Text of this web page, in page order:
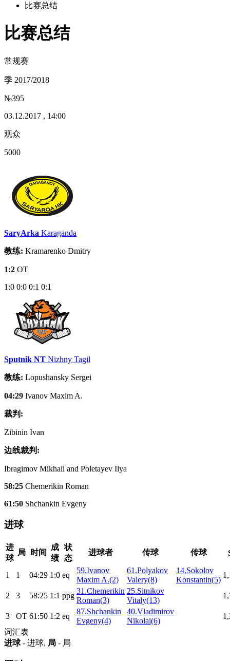
比赛总结
比赛总结
常规赛
季 2017/2018
№395
03.12.2017 , 14:00
观众
5000
SaryArka Karaganda
教练: Kramarenko Dmitry
1:2 OT
1:0 0:0 0:1 0:1
Sputnik NT Nizhny Tagil
教练: Lopushansky Sergei
04:29 Ivanov Maxim A.
裁判:
Zibinin Ivan
边线裁判:
Ibragimov Mikhail and Poletayev Ilya
58:25 Chemerikin Roman
61:50 Shchankin Evgeny
进球
进
球
局 时间
成
绩
状
态
进球者 传球 传球
1 1 04:29 1:0 eq
59.Ivanov
Maxim A.(2)
61.Polyakov
Valery(8)
14.Sokolov
Konstantin(5)
2 3 58:25 1:1 ppg
31.Chemerikin
Roman(3)
25.Sitnikov
Vitaly(13)
3 ОТ 61:50 1:2 eq
87.Shchankin
Evgeny(4)
40.Vladimirov
Nikolai(6)
词汇表
进球- 进球, 局 - 局